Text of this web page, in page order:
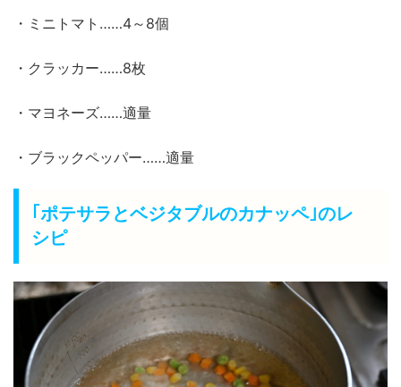
・ミニトマト……4～8個
・クラッカー……8枚
・マヨネーズ……適量
・ブラックペッパー……適量
｢ポテサラとベジタブルのカナッペ｣のレ
シピ